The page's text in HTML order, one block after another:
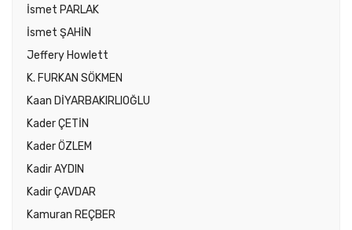
İsmet PARLAK
İsmet ŞAHİN
Jeffery Howlett
K. FURKAN SÖKMEN
Kaan DİYARBAKIRLIOĞLU
Kader ÇETİN
Kader ÖZLEM
Kadir AYDIN
Kadir ÇAVDAR
Kamuran REÇBER